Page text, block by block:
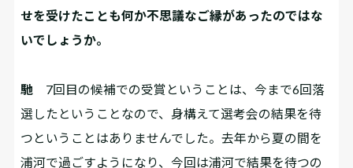
せを受けたことも何か不思議なご縁があったのではな
いでしょうか。
馳 7回目の候補での受賞ということは、今まで6回落
選したということなので、身構えて選考会の結果を待
つということはありませんでした。去年から夏の間を
浦河で過ごすようになり、今回は浦河で結果を待つの